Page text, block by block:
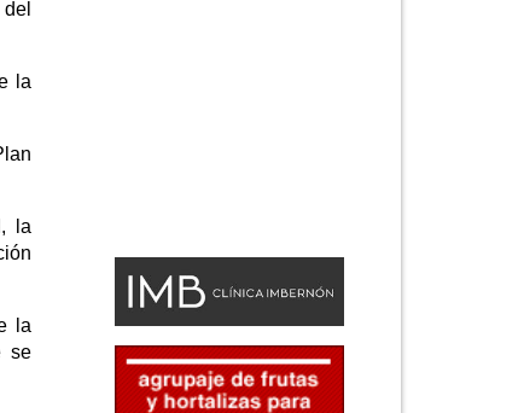
la
la
la
se